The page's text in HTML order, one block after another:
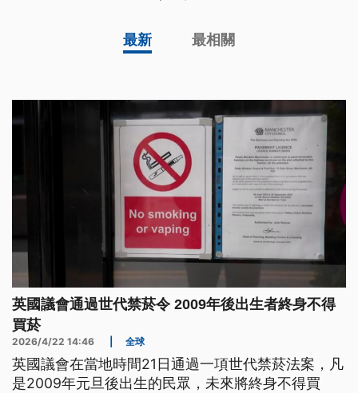
最新 最相關
英國議會通過世代禁菸令 2009年後出生者終身不得
買菸
2026/4/22 14:46 全球
英國議會在當地時間21日通過一項世代禁菸法案，凡
是2009年元旦後出生的民眾，未來將終身不得買